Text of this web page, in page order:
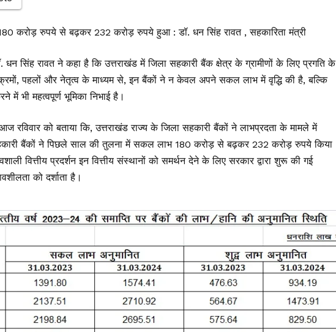
करोड़ रुपये से बढ़कर 232 करोड़ रुपये हुआ : डॉ. धन सिंह रावत , सहकारिता मंत्री
धन सिंह रावत ने कहा है कि उत्तराखंड में जिला सहकारी बैंक क्षेत्र के ग्रामीणों के लिए प्रगति के
पहलों और नेतृत्व के माध्यम से, इन बैंकों ने न केवल अपने सकल लाभ में वृद्धि की है, बल्कि
में भी महत्वपूर्ण भूमिका निभाई है।
रविवार को बताया कि, उत्तराखंड राज्य के जिला सहकारी बैंकों ने लाभप्रदता के मामले में
बैंकों ने पिछले साल की तुलना में सकल लाभ 180 करोड़ से बढ़कर 232 करोड़ रुपये किया
वित्तीय प्रदर्शन इन वित्तीय संस्थानों को समर्थन देने के लिए सरकार द्वारा शुरू की गई
को दर्शाता है।